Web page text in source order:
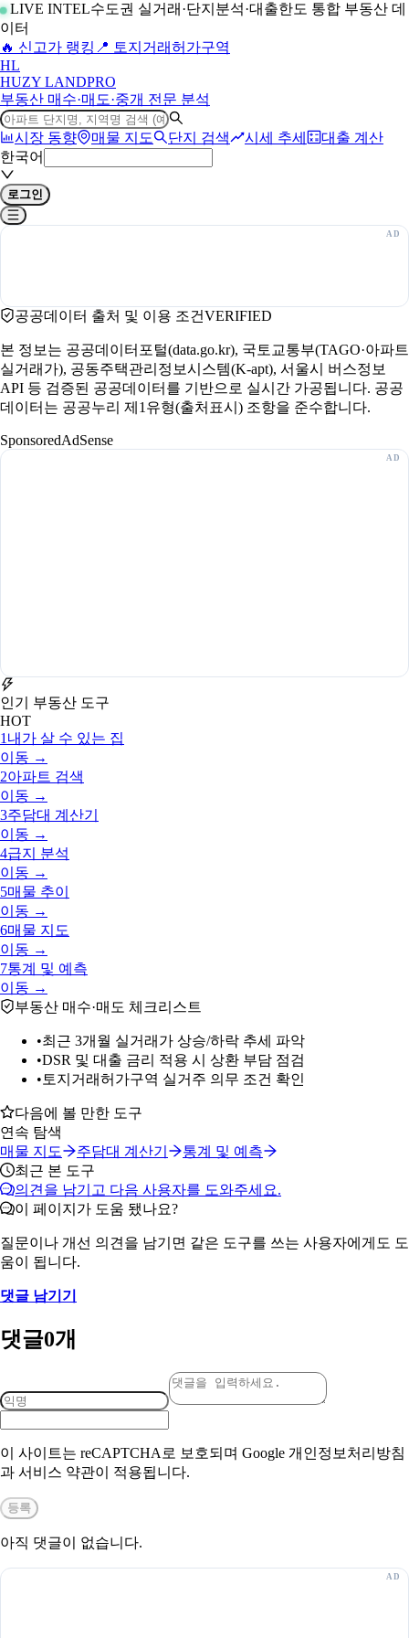
LIVE INTEL수도권 실거래·단지분석·대출한도 통합 부동산 데
이터
🔥 신고가 랭킹 📍 토지거래허가구역
HL
HUZY LANDPRO
부동산 매수·매도·중개 전문 분석
시장 동향 매물 지도 단지 검색 시세 추세
대출 계산
한국어
로그인
공공데이터 출처 및 이용 조건VERIFIED
본 정보는 공공데이터포털(data.go.kr), 국토교통부(TAGO·아파트
실거래가), 공동주택관리정보시스템(K-apt), 서울시 버스정보
API 등 검증된 공공데이터를 기반으로 실시간 가공됩니다. 공공
데이터는 공공누리 제1유형(출처표시) 조항을 준수합니다.
SponsoredAdSense
인기 부동산 도구
HOT
1 내가 살 수 있는 집
이동 →
2아파트 검색
이동 →
3주담대 계산기
이동 →
4급지 분석
이동 →
5매물 추이
이동 →
6매물 지도
이동 →
7통계 및 예측
이동 →
부동산 매수·매도 체크리스트
•최근 3개월 실거래가 상승/하락 추세 파악
•DSR 및 대출 금리 적용 시 상환 부담 점검
• 토지거래허가구역 실거주 의무 조건 확인
다음에 볼 만한 도구
연속 탐색
매물 지도
주담대 계산기
통계 및 예측
최근 본 도구
의견을 남기고 다음 사용자를 도와주세요.
이 페이지가 도움 됐나요?
질문이나 개선 의견을 남기면 같은 도구를 쓰는 사용자에게도 도
움이 됩니다.
댓글 남기기
댓글0개
이 사이트는 reCAPTCHA로 보호되며 Google 개인정보처리방침
과 서비스 약관이 적용됩니다.
등록
아직 댓글이 없습니다.